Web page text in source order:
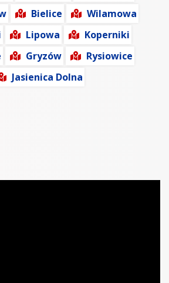
Bielice
Wilamowa
Lipowa
Koperniki
Gryzów
Rysiowice
Jasienica Dolna